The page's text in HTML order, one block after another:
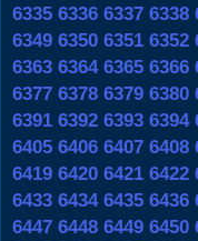
6335 6336 6337 6338
6349 6350 6351 6352
6363 6364 6365 6366
6377 6378 6379 6380
6391 6392 6393 6394
6405 6406 6407 6408
6419 6420 6421 6422
6433 6434 6435 6436
6447 6448 6449 6450